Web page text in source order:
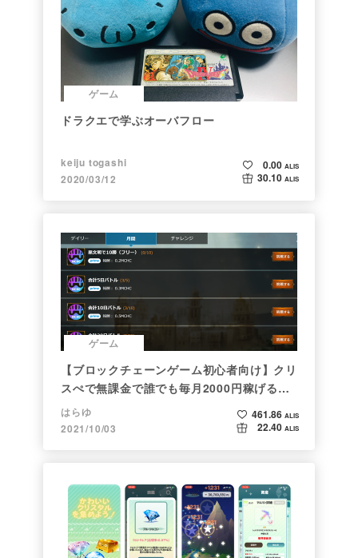
ゲーム
ドラクエで学ぶオーバフロー
keiju togashi
2020/03/12
0.00 ALIS
30.10 ALIS
ゲーム
【ブロックチェーンゲーム初心者向け】クリ
スぺで無課金で誰でも毎月2000円稼げる時
代がきた
はらゆ
2021/10/03
461.86 ALIS
22.40 ALIS